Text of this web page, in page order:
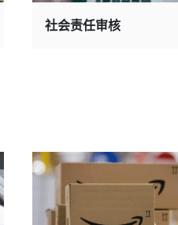
社会责任审核